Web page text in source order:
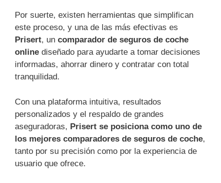
Por suerte, existen herramientas que simplifican
este proceso, y una de las más efectivas es
Prisert, un comparador de seguros de coche
online diseñado para ayudarte a tomar decisiones
informadas, ahorrar dinero y contratar con total
tranquilidad.
Con una plataforma intuitiva, resultados
personalizados y el respaldo de grandes
aseguradoras, Prisert se posiciona como uno de
los mejores comparadores de seguros de coche,
tanto por su precisión como por la experiencia de
usuario que ofrece.